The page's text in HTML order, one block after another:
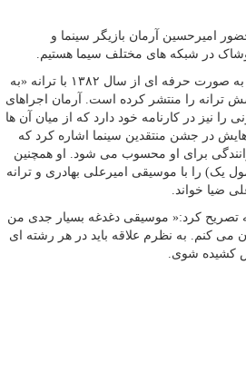
امیرحسین آرمان بازیگر سینما و
در شبکه‌­ های مختلف سیما هستیم.
خوانندگی را به صورت حرفه ای از سال ۱۳۸۲ با ترانه «به
ترانه را منتشر کرده است. آرمان اجراهای
را نیز در کارنامه خود دارد که از میان آن ها
در جشن منتقدین سینما اشاره کرد که
برای او محسوب می شود. او همچنین
یک) را با موسیقی امیرعلی بهادری و ترانه
ضیا خواند.
تصریح کرد:« موسیقی دغدغه بسیار جدی من
کنم. به نظرم علاقه باید در هر رشته ای
کشیده شوی.